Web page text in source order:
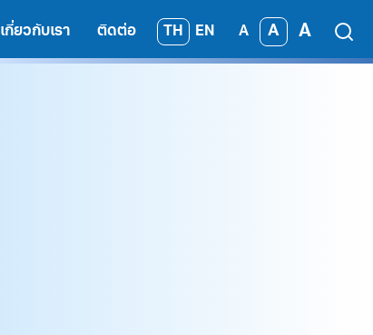
เกี่ยวกับเรา ติดต่อ TH EN A A A